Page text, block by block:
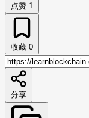
点赞 1
收藏 0
分享